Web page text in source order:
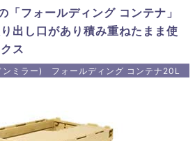
フォールディング コンテナ」
出し口があり積み重ねたまま使
ス
ミラー) フォールディング コンテナ20L